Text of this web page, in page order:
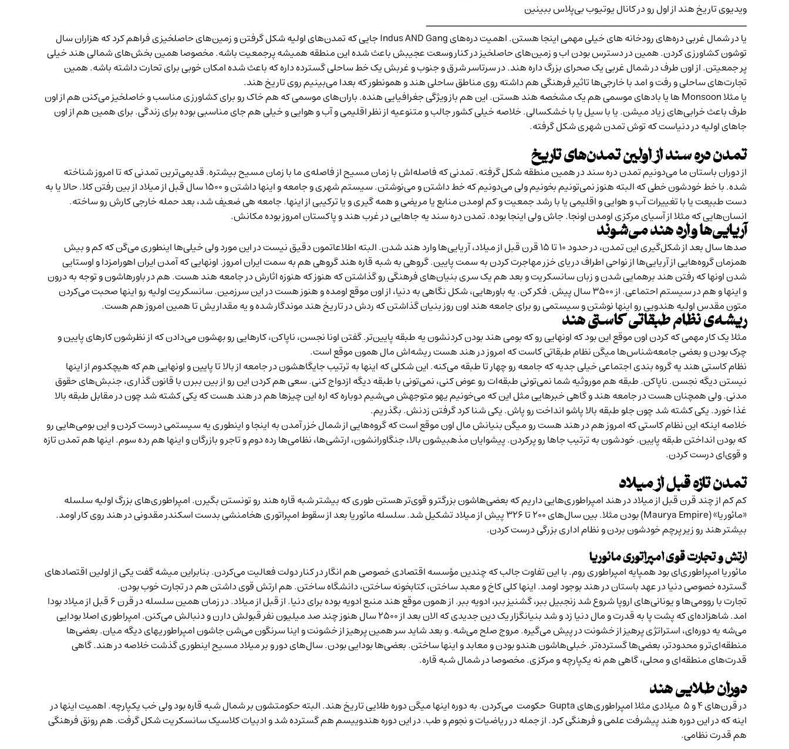
ویدیویتاریخ هند از اولرو در کانال یوتیوب بی‌پلاس ببینین
ــــــــــــــــــــــــــــــــــــــــــــــــــــــــــــــــــــــــــــــ
یا در شمال غربی دره‌های رودخانه ‌های خیلی مهمی اینجا هستن. اهمیت دره‌های Indus AND Gang جایی که تمدن‌های اولیه شکل گرفتن و زمین‌های حاصلخیزی فراهم کرد که هزاران سال
توشون کشاورزی کردن. همین در دسترس بودن اب و زمین‌های حاصلخیز در کنار وسعت عجیبش باعث شده این منطقه همیشه پرجمعیت باشه. مخصوصا همین بخش‌های شمالی هند خیلی
پر جمعیتن. از اون طرف در شمال غربی یک صحرای بزرگ داره هند. در سرتاسر شرق و جنوب و غربش یک خط ساحلی گسترده داره که باعث شده امکان خوبی برای تحارت داشته باشه. همین
تجارت‌های ساحلی و رفت و امد با خارجی‌ها تاثیر فرهنگی هم داشته روی مناطق ساحلی هند و همونطور که بعدا می‌بینیم روی تاریخ هند.
یا مثلا Monsoon ها یا بادهای موسمی هم یک مشخصه هند هستن. این هم باز ویژگی جغرافیایی هنده. باران‌های موسمی که هم خاک رو برای کشاورزی مناسب و خاصلخیز می‌کنن هم از اون
طرف باعث خرابی‌های زیاد میشن. یا با سیل یا با خشکسالی. خلاصه خیلی کشور جالب و متنوعیه از نظر اقلیمی و آب و هوایی و خیلی هم جای مناسبی بوده برای زندگی. برای همین هم از اون
جاهای اولیه در دنیاست که توش تمدن شهری شکل گرفته.
تمدن دره سند از اولین تمدن‌های تاریخ
از دوران باستان ما می‌دونیم تمدن دره سند در همین منطقه شکل گرفته. تمدنی که فاصله‌اش با زمان مسیح از فاصله‌ی ما با زمان مسیح بیشتره. قدیمی‌ترین تمدنی که تا امروز شناخته
شده. با خط خودشون خطی که البته هنوز نمی‌تونیم بخونیم ولی می‌دونیم که خط داشتن و می‌نوشتن. سیستم شهری و جامعه و اینها داشتن و ۱۵۰۰ سال قبل از میلاد از بین رفتن کلا. حالا یا به
دست طبیعت یا با تغییرات آب و هوایی و اقلیمی یا با رشد جمعیت و کم اومدن منابع یا مریضی و همه گیری و یا ترکیبی از اینها. جامعه هی ضعیف شد، بعد حمله خارجی کارش رو ساخته.
انسان‌هایی که مثلا از آسیای مرکزی اومدن اونجا. جاش ولی اینجا بوده. تمدن دره سند یه جاهایی در غرب هند و پاکستان امروز بوده مکانش.
آریایی‌ها وارد هند می‌شوند
صدها سال بعد از شکل‌گیری این تمدن، در حدود ۱۰ تا ۱۵ قرن قبل از میلاد، آریایی‌ها وارد هند شدن. البته اطلاعاتمون دقیق نیست در این مورد ولی خیلی‌ها اینطوری می‌گن که کم و بیش
همزمان گروه‌هایی از آریایی‌ها از نواحی اطراف دریای خزر مهاجرت کردن به سمت پایین. گروهی به شبه قاره هند گروهی هم به سمت ایران امروز. اونهایی که آمدن ایران اهورامزدا و اوستایی
شدن اونها که رفتن هند برهمایی شدن و زبان سانسکریت و بعد هم یک سری بنیان‌های فرهنگی رو گذاشتن که هنوز که هنوزه اثارش در جامعه هند هست. هم در باورهاشون و توجه به درون
و اینها و هم در سیستم احتماعی. از ۳۵۰۰ سال پیش. فکر کن. یه باورهایی، شکل نگاهی به دنیا، از اون موقع اومده و هنوز هست در این سرزمین. سانسکریت اولیه رو اینها صحبت می‌کردن
متون مقدس اولیه هندویی رو اینها نوشتن و سیستمی رو برای جامعه هند اون روز بنیان گذاشتن که ردش در تاریخ هند موندگار شده و یه مقداریش تا همین امروز هم هست.
ریشه‌ی نظام طبقاتی کاستی هند
مثلا یک کار مهمی که کردن اون موقع این بود که اونهایی رو که بومی هند بودن کردنشون یه طبقه پایین‌تر. گفتن اونا نجسن، ناپاکن، کارهایی رو بهشون می‌دادن که از نظرشون کارهای پایین و
چرک بودن و بعضی جامعه‌شناس‌ها میگن نظام طبقاتی کاست که امروز در هند هست ریشه‌اش مال همون موقع است.
نظام کاستی هند یه گروه بندی اجتماعی خیلی جدیه که جامعه رو چهار تا طبقه می‌کنه. این شکلی که اینها به ترتیب جایگاهشون در جامعه از بالا تا پایین و اونهایی هم که هیچکدوم از اینها
نیستن دیگه نجسن. ناپاکن. طبقه هم موروثیه شما نمی‌تونی طبقه‌ات رو عوض کنی، نمی‌تونی با طبقه دیگه ازدواج کنی. سعی هم کردن این رو از بین ببرن با قانون گذاری، جنبش‌های حقوق
مدنی. ولی همچنان هست در جامعه هند و گاهی خبرهایی مثل این که می‌خونیم یهو متوجهش می‌شیم دوباره که اره این چیزها هم در هند هست که یکی کشته شد چون در مقابل طبقه بالا
غذا خورد. یکی کشته شد چون جلو طبقه بالا پاشو انداخت رو پاش. یکی شنا کرد گرفتن زدنش. بگذریم.
خلاصه اینکه این نظام کاستی که امروز هم در هند هست رو میگن بنیانش مال اون موقع است که گروه‌هایی از شمال خزر آمدن به اینجا و اینطوری یه سیستمی درست کردن و این بومی‌هایی رو
که بودن انداختن طبقه پایین. خودشون به ترتیب جاها رو پرکردن. پیشوایان مذهبیشون بالا، جنگاورانشون، ارتشی‌ها، نظامی‌ها رده دوم و تاجر و بازرگان و اینها هم رده سوم. اینها هم تمدن تازه
و قوی‌ای درست کردن.
تمدن‌ تازه قبل از میلاد
کم کم از چند قرن قبل از میلاد در هند امپراطوری‌هایی داریم که بعضی‌هاشون بزرگتر و قوی‌تر هستن طوری که بیشتر شبه قاره هند رو تونستن بگیرن. امپراطوری‌های بزرگ اولیه سلسله
«مائوریا» (Maurya Empire) بودن مثلا. بین سال‌های ۲۰۰ تا ۳۲۶ پیش از میلاد تشکیل شد. سلسله مائوریا بعد از سقوط امپراتوری هخامنشی بدست اسکندر مقدونی در هند روی کار اومد.
بیشتر هند رو زیر پرچم خودشون بردن و نظام اداری بزرگی درست کردن.
ارتش و تجارت قوی امپراتوری مائوریا
مائوریا امپراطوری‌ای بود همپایه امپراطوری روم. با این تفاوت جالب که چندین مؤسسه اقتصادی خصوصی هم انگار در کنار دولت فعالیت می‌کردن. بنابراین میشه گفت یکی از اولین اقتصادهای
گسترده خصوصی دنیا در عهد باستان در هند بوجود اومد. اینها کلی کاخ و معبد ساختن، کتابخونه ساختن، دانشگاه ساختن. هم ارتش قوی داشتن هم در تجارت خوب بودن.
تجارت با روومی‌ها و یونانی‌های اروپا شروع شد زنجبیل ببر، گشنیز ببر، ادویه ببر. از همون موقع هند منبع ادویه بوده برای دنیا. از قبل از میلاد. در زمان همین سلسله در قرن ۶ قبل از میلاد بودا
امد. شاهزاده‌ای که پشت پا به قدرت و مال دنیا زد و شد بنیانگزار یک دین جدیدی که الان بعد از ۲۵۰۰ سال هنوز چند صد میلیون نفر قبولش دارن و دنبالش می‌کنن. امپراطوری اصلا بودایی
می‌شه یه دوره‌ای، استرا‌تژی پرهیز از خشونت در پیش می‌‌گیره. مروج صلح می‌شه. و بعد شاید سر همین پرهیز از خشونت و اینا سرنگون می‌شن جاشون امپراطوریهای دیگه میان. بعضی‌ها
منطقه‌ای‌تر و محدودتر، بعضی‌ها گسترده‌تر. خبلی‌هاشون هندو بودن و معابد و اینها ساختن. بعضی‌ها بودایی بودن. سال‌های دور و بر میلاد مسیح اینطوری گذشت خلاصه در هند. گاهی
قدرت‌های منطقه‌ای و محلی، گاهی هم نه یکپارچه و مرکزی. مخصوصا در شمال شبه قاره.
دوران طلایی هند
در قرن‌های ۴ و ۵ میلادی مثلا امپراطوری‌های Gupta حکومت می‌کردن. به دوره اینها میگن دوره طلایی تاریخ هند. البته حکومتشون بر شمال شبه قاره بود ولی خب یکپارچه. اهمیت اینها در
اینه که در این دوره هند پیشرفت علمی و فرهنگی کرد. از جمله در ریاضیات و نجوم و طب. در این دوره هندوییسم هم گسترده شد و ادبیات کلاسیک سانسکریت شکل گرفت. هم رونق فرهنگی
هم قدرت نظامی.